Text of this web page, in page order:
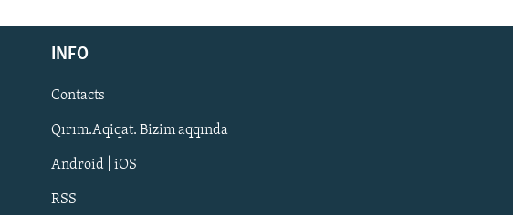
Русский
Українською
QOŞULIÑIZ!
INFO
Contacts
Qırım.Aqiqat. Bizim aqqında
Android | iOS
RSS